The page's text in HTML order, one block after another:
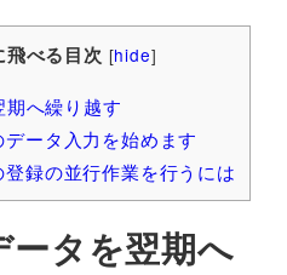
べる目次 [hide]
へ繰り越す
ータ入力を始めます
録の並行作業を行うには
タを翌期へ